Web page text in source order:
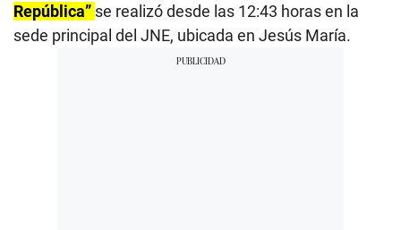
República” se realizó desde las 12:43 horas en la
sede principal del JNE, ubicada en Jesús María.